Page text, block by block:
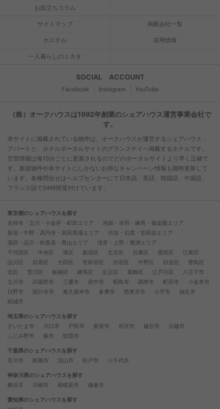
お役立ちコラム
サイトマップ 掲載会社一覧
ホステル 採用情報
一人暮らしのミカタ
SOCIAL ACCOUNT
Facebook Instagram YouTube
（株）オークハウスは1992年創業のシェアハウス運営事業会社で
す。
本サイトに掲載されている物件は、オークハウスが運営するシェアハウス・
アパートと、ホテルポータルサイトのグランステイへ掲載するホテルです。
空室情報は毎15分ごとに更新されるのでどのポータルサイトより早く正確で
す。新規物件や本サイトにしかないお得なキャンペーン情報も随時更新して
います。各種問合せはヘルプセンターにて日本語、英語、韓国語、中国語、
フランス語で24時間受付けています。
東京都のシェアハウスを探す
吉祥寺・立川・小金井・町田エリア
池袋・赤羽・練馬・後楽園エリア
新宿・中野・高円寺・高田馬場エリア
渋谷・目黒・世田谷エリア
蒲田・品川・秋葉原・青山エリア
浅草・上野・豊洲エリア
千代田区
中央区 港区 新宿区 文京区 台東区 墨田区
江東区
品川区
目黒区 大田区 世田谷区 渋谷区 中野区 杉並区
豊島区
北区
荒川区 板橋区 練馬区 足立区 葛飾区 江戸川区
八王子市
立川市
武蔵野市 三鷹市 府中市 昭島市 調布市 町田市
小金井市
日野市
国分寺市 東久留米市 多摩市 西東京市 小平市
福生市
稲城市
埼玉県のシェアハウスを探す
さいたま市
川口市 戸田市 新座市 所沢市 越谷市
川越市
ふじみ野市
蕨市 朝霞市
千葉県のシェアハウスを探す
市川市
船橋市 流山市 松戸市 八千代市
神奈川県のシェアハウスを探す
横浜市
川崎市 相模原市 鎌倉市
愛知県のシェアハウスを探す